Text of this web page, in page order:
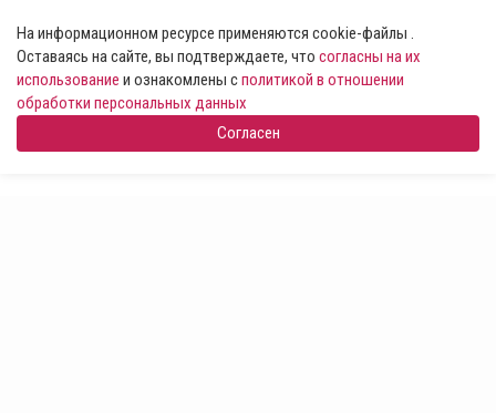
На информационном ресурсе применяются cookie-файлы .
Оставаясь на сайте, вы подтверждаете, что согласны на их
использование и ознакомлены сполитикой в отношении
обработки персональных данных
Согласен